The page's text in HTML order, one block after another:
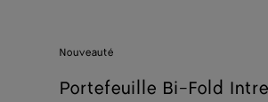
Nouveauté
Portefeuille Bi-Fold